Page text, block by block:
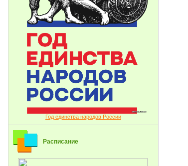
Год единства народов России
Расписание